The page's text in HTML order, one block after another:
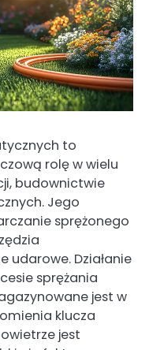
to
rolę w wielu
budownictwie
Jego
sprężonego
udarowe. Działanie
sprężania
jest w
klucza
jest